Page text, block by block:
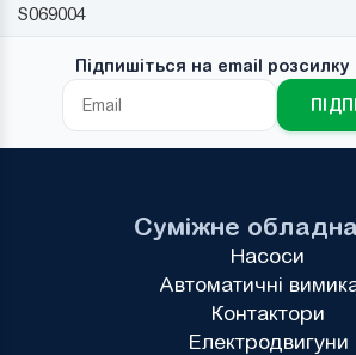
S069004
Підпишіться на email розсилку
Суміжне
Насоси
Автоматичні
Контактори
Електродвигуни